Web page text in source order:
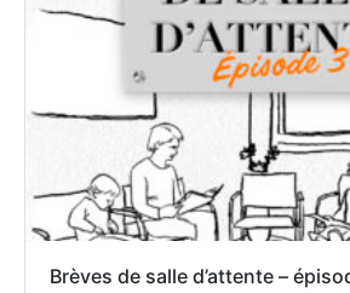
Brèves de salle d’attente –